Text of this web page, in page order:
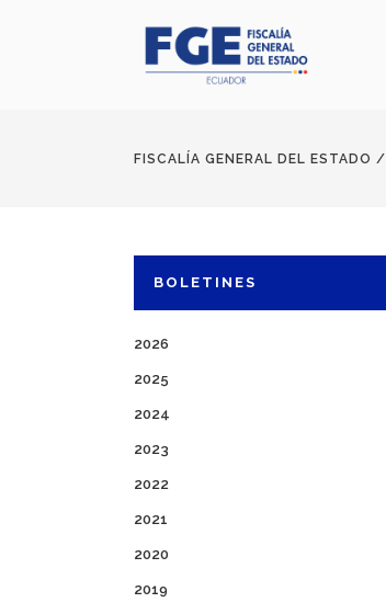
FISCALÍA GENERAL DEL ESTADO /
BOLETINES
2026
2025
2024
2023
2022
2021
2020
2019